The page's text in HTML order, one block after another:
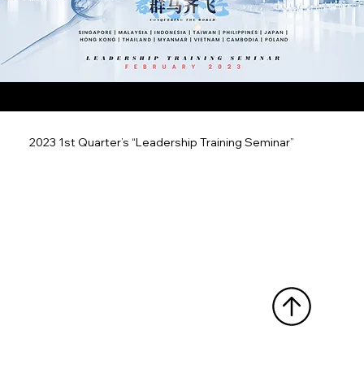
2023 1st Quarter’s “Leadership Training Seminar”